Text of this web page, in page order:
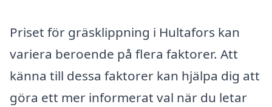
Priset för gräsklippning i Hultafors kan
variera beroende på flera faktorer. Att
känna till dessa faktorer kan hjälpa dig att
göra ett mer informerat val när du letar